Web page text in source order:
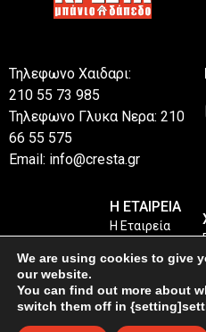
Τηλεφωνο Χαιδαρι:
210 55 73 985
Τηλεφωνο Γλυκα Νερα: 210
66 55 575
Email: info@cresta.gr
Η ΕΤΑΙΡΕΙΑ
Η Εταιρεία
Καταστήματα
We are using cookies to give
our website.
You can find out more about
switch them off in